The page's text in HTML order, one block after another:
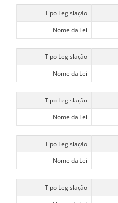
Tipo Legislação
Nome da Lei
Tipo Legislação
Nome da Lei
Tipo Legislação
Nome da Lei
Tipo Legislação
Nome da Lei
Tipo Legislação